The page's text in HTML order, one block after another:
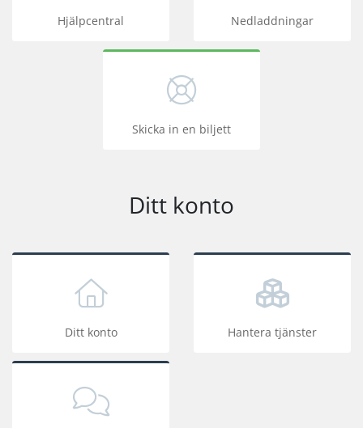
Hjälpcentral Nedladdningar
Skicka in en biljett
Ditt konto
Ditt konto Hantera tjänster